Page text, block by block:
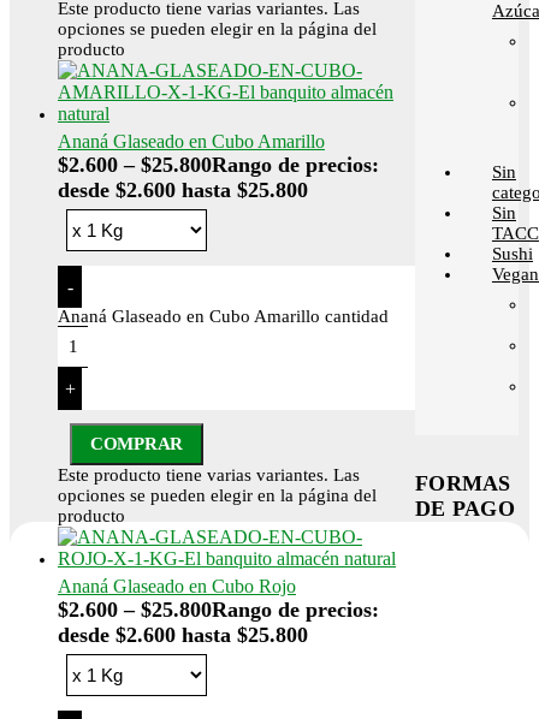
Este producto tiene varias variantes. Las
opciones se pueden elegir en la página del
producto
Ananá Glaseado en Cubo Amarillo
$2.600 – $25.800Rango de precios:
desde $2.600 hasta $25.800
-
Ananá Glaseado en Cubo Amarillo cantidad
+
COMPRAR
Este producto tiene varias variantes. Las
opciones se pueden elegir en la página del
producto
Ananá Glaseado en Cubo Rojo
$2.600 – $25.800Rango de precios:
desde $2.600 hasta $25.800
Sin
Sin
TACC
Sushi
FORMAS
DE PAGO